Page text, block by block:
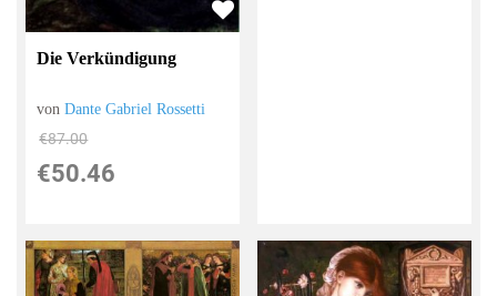
Die Verkündigung
vonDante Gabriel Rossetti
€87.00
€50.46